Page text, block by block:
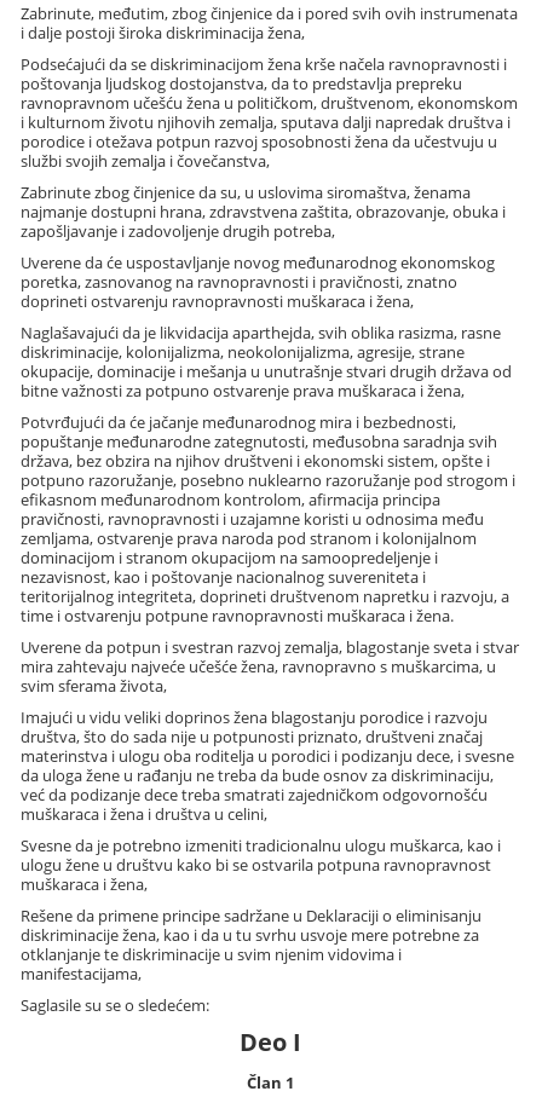
Zabrinute, međutim, zbog činjenice da i pored svih ovih instrumenata
i dalje postoji široka diskriminacija žena,
Podsećajući da se diskriminacijom žena krše načela ravnopravnosti i
poštovanja ljudskog dostojanstva, da to predstavlja prepreku
ravnopravnom učešću žena u političkom, društvenom, ekonomskom
i kulturnom životu njihovih zemalja, sputava dalji napredak društva i
porodice i otežava potpun razvoj sposobnosti žena da učestvuju u
službi svojih zemalja i čovečanstva,
Zabrinute zbog činjenice da su, u uslovima siromaštva, ženama
najmanje dostupni hrana, zdravstvena zaštita, obrazovanje, obuka i
zapošljavanje i zadovoljenje drugih potreba,
Uverene da će uspostavljanje novog međunarodnog ekonomskog
poretka, zasnovanog na ravnopravnosti i pravičnosti, znatno
doprineti ostvarenju ravnopravnosti muškaraca i žena,
Naglašavajući da je likvidacija aparthejda, svih oblika rasizma, rasne
diskriminacije, kolonijalizma, neokolonijalizma, agresije, strane
okupacije, dominacije i mešanja u unutrašnje stvari drugih država od
bitne važnosti za potpuno ostvarenje prava muškaraca i žena,
Potvrđujući da će jačanje međunarodnog mira i bezbednosti,
popuštanje međunarodne zategnutosti, međusobna saradnja svih
država, bez obzira na njihov društveni i ekonomski sistem, opšte i
potpuno razoružanje, posebno nuklearno razoružanje pod strogom i
efikasnom međunarodnom kontrolom, afirmacija principa
pravičnosti, ravnopravnosti i uzajamne koristi u odnosima među
zemljama, ostvarenje prava naroda pod stranom i kolonijalnom
dominacijom i stranom okupacijom na samoopredeljenje i
nezavisnost, kao i poštovanje nacionalnog suvereniteta i
teritorijalnog integriteta, doprineti društvenom napretku i razvoju, a
time i ostvarenju potpune ravnopravnosti muškaraca i žena.
Uverene da potpun i svestran razvoj zemalja, blagostanje sveta i stvar
mira zahtevaju najveće učešće žena, ravnopravno s muškarcima, u
svim sferama života,
Imajući u vidu veliki doprinos žena blagostanju porodice i razvoju
društva, što do sada nije u potpunosti priznato, društveni značaj
materinstva i ulogu oba roditelja u porodici i podizanju dece, i svesne
da uloga žene u rađanju ne treba da bude osnov za diskriminaciju,
već da podizanje dece treba smatrati zajedničkom odgovornošću
muškaraca i žena i društva u celini,
Svesne da je potrebno izmeniti tradicionalnu ulogu muškarca, kao i
ulogu žene u društvu kako bi se ostvarila potpuna ravnopravnost
muškaraca i žena,
Rešene da primene principe sadržane u Deklaraciji o eliminisanju
diskriminacije žena, kao i da u tu svrhu usvoje mere potrebne za
otklanjanje te diskriminacije u svim njenim vidovima i
manifestacijama,
Saglasile su se o sledećem:
Deo I
Član 1